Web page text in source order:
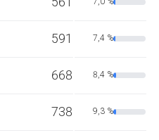
591 7,4 %
668 8,4 %
738 9,3 %